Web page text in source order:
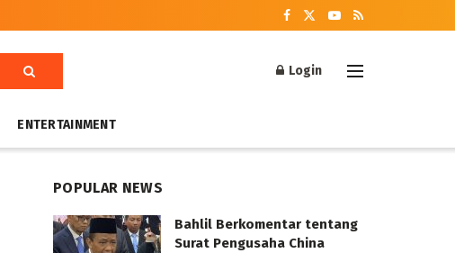
Login
ENTERTAINMENT
POPULAR NEWS
Bahlil Berkomentar tentang
Surat Pengusaha China